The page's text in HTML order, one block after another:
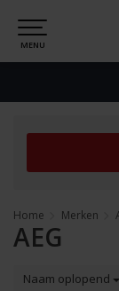
MENU
Home Merken
AEG
Naam oplopend